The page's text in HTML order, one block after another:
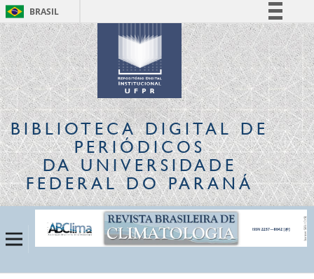
BRASIL
Simplifique!
Comunica BR
Participe
Acesso à informação
Legislação
Canais
BIBLIOTECA DIGITALDE
PERIÓDICOS
DA UNIVERSIDADE
FEDERAL DO PARANÁ